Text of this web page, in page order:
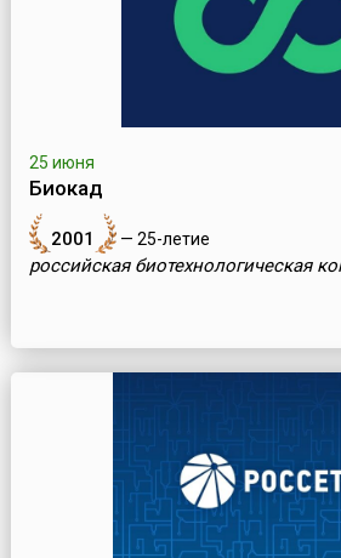
25 июня
Биокад
2001 — 25-летие
российская биотехнологическая